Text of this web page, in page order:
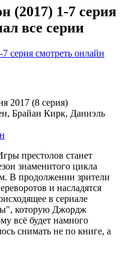
(2017) 1-7 серия
все серии
(8 серия)
Брайан Кирк, Даниэль
престолов станет
знаменитого цикла
В продолжении зрители
и насладятся
в сериале
которую Джордж
всё будет намного
снимать не по книге, а